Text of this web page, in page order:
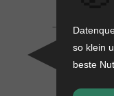
16.76EUR
10.88
so klein
beste